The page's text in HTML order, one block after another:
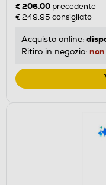
€ 206,00 precedente
€ 249,95 consigliato
Acquisto online:
Ritiro in negozio: